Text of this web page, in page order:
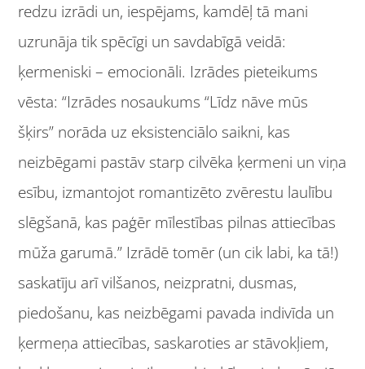
redzu izrādi un, iespējams, kamdēļ tā mani
uzrunāja tik spēcīgi un savdabīgā veidā:
ķermeniski – emocionāli. Izrādes pieteikums
vēsta: “Izrādes nosaukums “Līdz nāve mūs
šķirs” norāda uz eksistenciālo saikni, kas
neizbēgami pastāv starp cilvēka ķermeni un viņa
esību, izmantojot romantizēto zvērestu laulību
slēgšanā, kas paģēr mīlestības pilnas attiecības
mūža garumā.” Izrādē tomēr (un cik labi, ka tā!)
saskatīju arī vilšanos, neizpratni, dusmas,
piedošanu, kas neizbēgami pavada indivīda un
ķermeņa attiecības, saskaroties ar stāvokļiem,